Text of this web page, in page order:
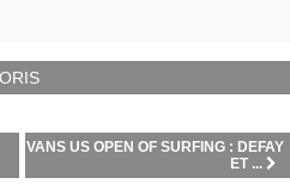
VANS US OPEN OF SURFING : DEFAY
ET ...